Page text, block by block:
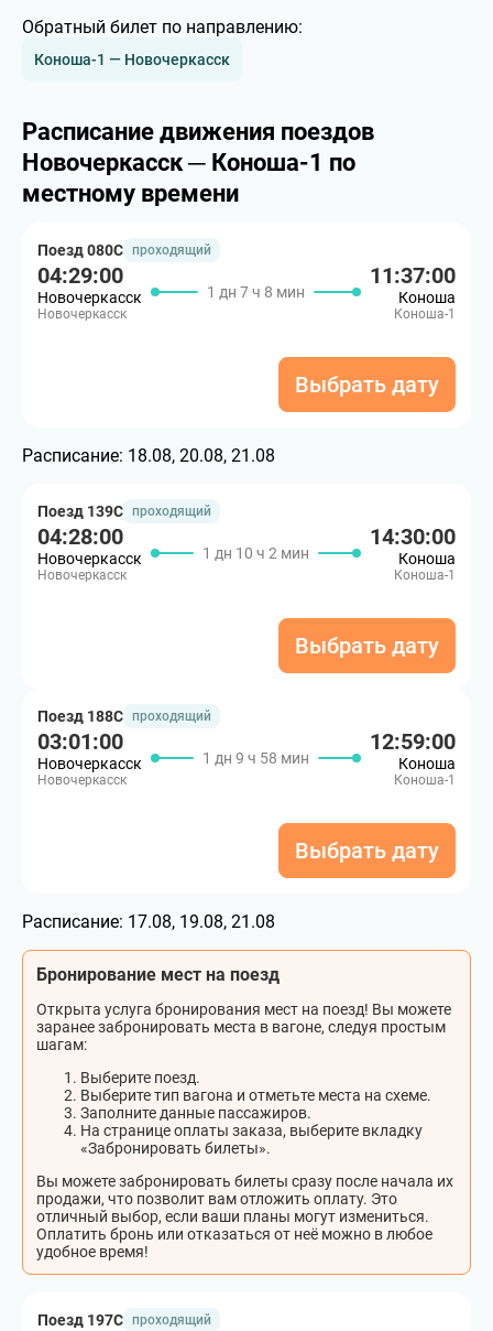
Обратный билет по направлению:
Коноша-1 — Новочеркасск
Расписание движения поездов
Новочеркасск ─ Коноша-1 по
местному времени
Поезд 080С проходящий
04:29:00
Новочеркасск
Новочеркасск
1 дн 7 ч 8 мин
11:37:00
Коноша
Коноша-1
Выбрать дату
Расписание: 18.08, 20.08, 21.08
Поезд 139С проходящий
04:28:00
Новочеркасск
Новочеркасск
1 дн 10 ч 2 мин
14:30:00
Коноша
Коноша-1
Выбрать дату
Поезд 188С проходящий
03:01:00
Новочеркасск
Новочеркасск
1 дн 9 ч 58 мин
12:59:00
Коноша
Коноша-1
Выбрать дату
Расписание: 17.08, 19.08, 21.08
Бронирование мест на поезд
Открыта услуга бронирования мест на поезд! Вы можете
заранее забронировать места в вагоне, следуя простым
шагам:
Выберите поезд.
Выберите тип вагона и отметьте места на схеме.
Заполните данные пассажиров.
На странице оплаты заказа, выберите вкладку
«Забронировать билеты».
Вы можете забронировать билеты сразу после начала их
продажи, что позволит вам отложить оплату. Это
отличный выбор, если ваши планы могут измениться.
Оплатить бронь или отказаться от неё можно в любое
удобное время!
Поезд 197С проходящий